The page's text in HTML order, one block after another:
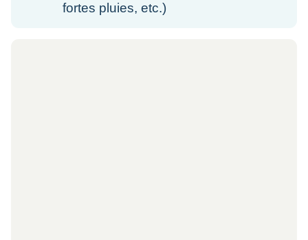
fortes pluies, etc.)